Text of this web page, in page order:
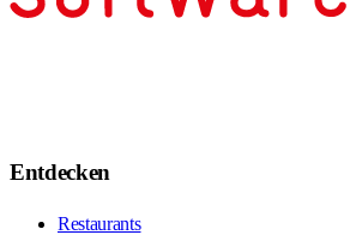
Entdecken
Restaurants